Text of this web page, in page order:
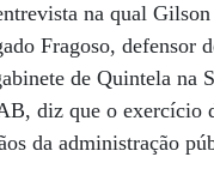
na qual
Fragoso, defensor
de Quintela na
diz que o
da administração